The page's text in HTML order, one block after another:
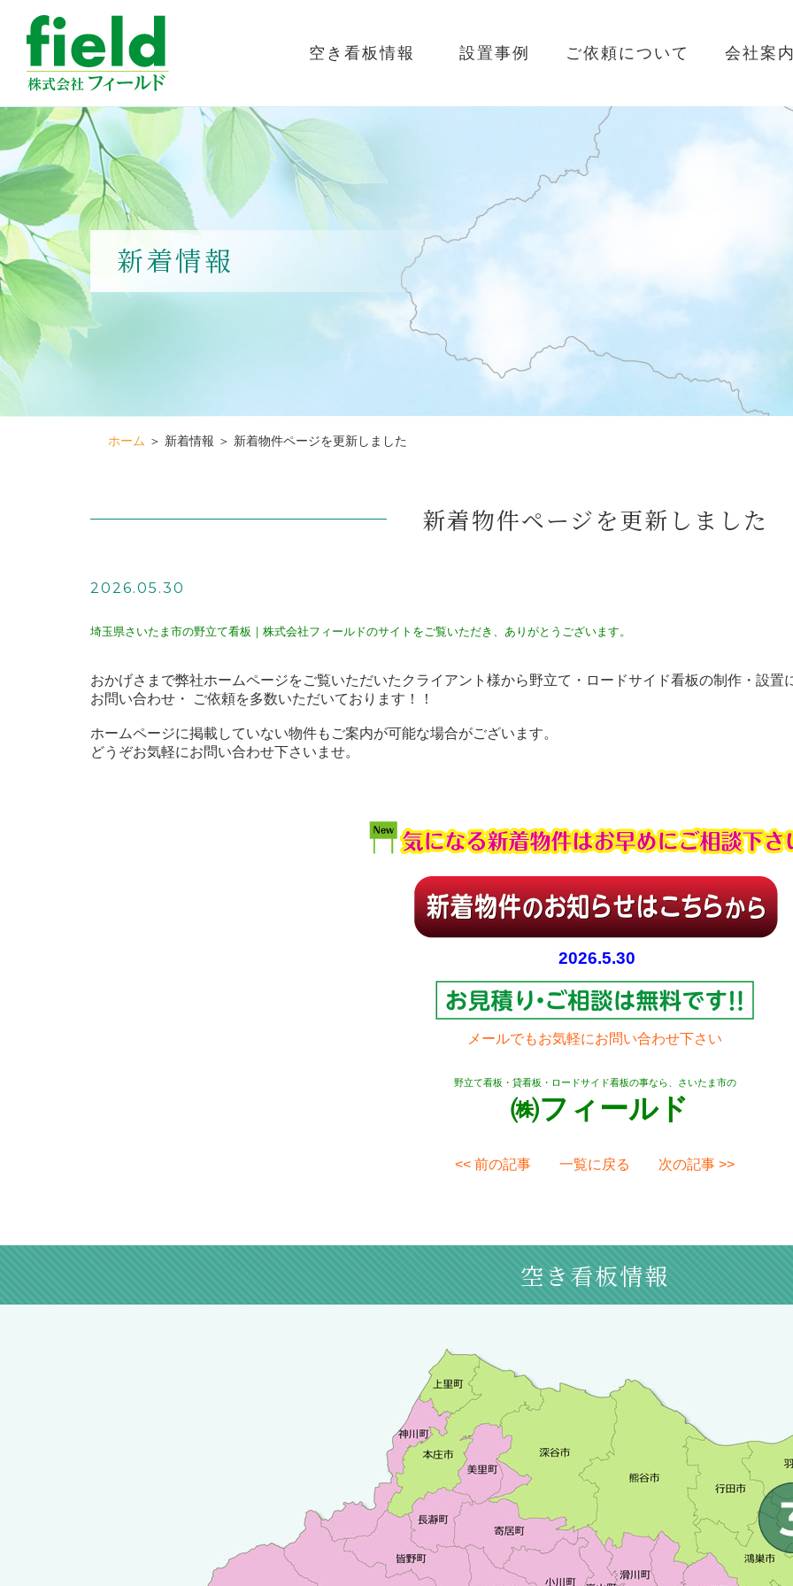
空き看板情報 設置事例 ご依頼について 会社案
新着情報
ホーム ＞ 新着情報 ＞ 新着物件ページを更新しました
新着物件ページを更新しました
2026.05.30
埼玉県さいたま市の野立て看板｜株式会社フィールドのサイトをご覧いただき、ありがとうございます。
おかげさまで弊社ホームページをご覧いただいたクライアント様から野立て・ロードサイド看板の制作・設置
お問い合わせ・ ご依頼を多数いただいております！！
ホームページに掲載していない物件もご案内が可能な場合がございます。
どうぞお気軽にお問い合わせ下さいませ。
2026.5.30
メールでもお気軽にお問い合わせ下さい
野立て看板・貸看板・ロードサイド看板の事なら、さいたま市の
㈱フィールド
<< 前の記事 一覧に戻る 次の記事 >>
空き看板情報